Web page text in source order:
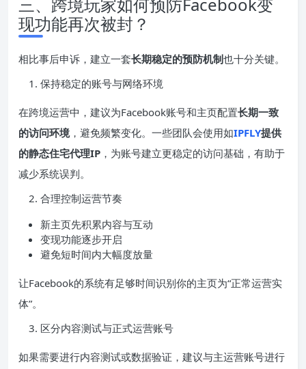
现功能再次被封？
相比事后申诉，建立一套长期稳定的预防机制也十分关键。
保持稳定的账号与网络环境
在跨境运营中，建议为Facebook账号和主页配置长期一致
的访问环境，避免频繁变化。一些团队会使用如IPFLY提供
的静态住宅代理IP ，为账号建立更稳定的访问基础，有助于
减少系统误判。
合理控制运营节奏
新主页先积累内容与互动
变现功能逐步开启
避免短时间内大幅度放量
让Facebook的系统有足够时间识别你的主页为“正常运营实
体”。
区分内容测试与正式运营账号
如果需要进行内容测试或数据验证，建议与主运营账号进行